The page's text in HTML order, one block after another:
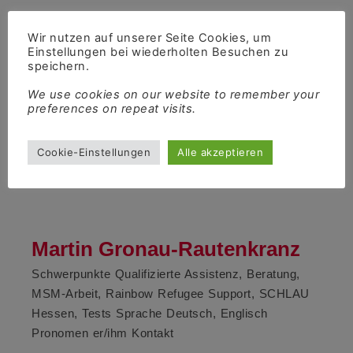
Barbara Passolt
Schwerpunkte Qualifizierte Assistenz, Beratung,
Selbsthilfearbeit, Berufsfortbildung, Rainbow
Refugee Support, Tests Sprache Deutsch/Englisch
Pronomen sie/ihr Kontakt
Am 1. Februar 2022
Martin Gronau-Rautenkranz
Schwerpunkte Qualifizierte Assistenz, Beratung,
MSM-Arbeit, Rainbow Refugee Support, SCHLAU
Hessen, Tests Sprache Deutsch, Englisch
Pronomen er/ihm Kontakt
Wir nutzen auf unserer Seite Cookies, um
Einstellungen bei wiederholten Besuchen zu
speichern.
We use cookies on our website to remember your
preferences on repeat visits.
Cookie-Einstellungen Alle akzeptieren